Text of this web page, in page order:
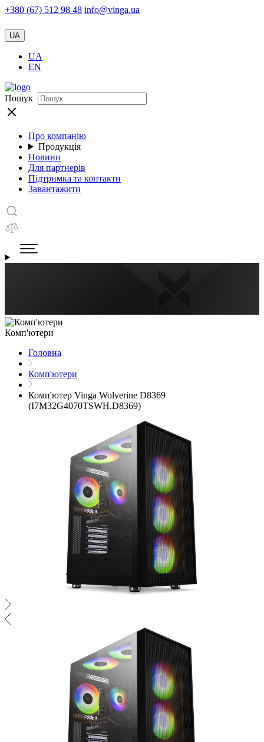
+380 (67) 512 98 48 info@vinga.ua
UA
UA
EN
Пошук
Про компанію
Продукція
Новини
Для партнерів
Підтримка та контакти
Завантажити
Комп'ютери
Головна
Комп'ютери
Комп'ютер Vinga Wolverine D8369
(I7M32G4070TSWH.D8369)